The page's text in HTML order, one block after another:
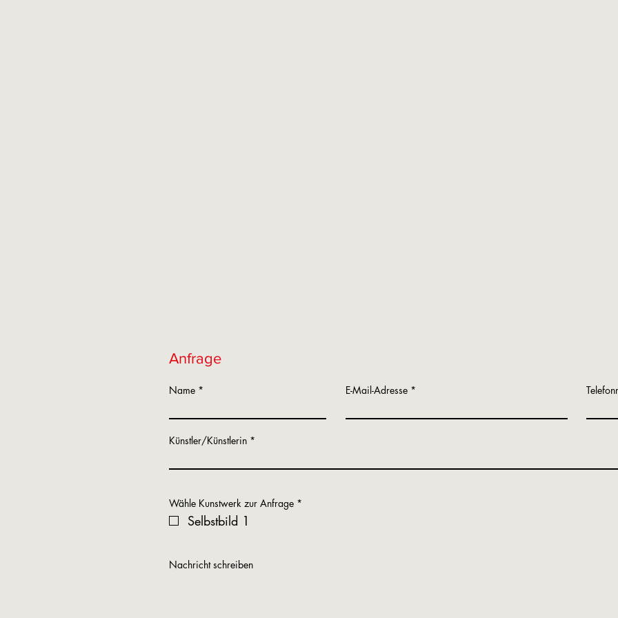
Anfrage
Name E-Mail-Adresse
Künstler/Künstlerin
Wähle Kunstwerk zur Anfrage *
Selbstbild 1
Nachricht schreiben